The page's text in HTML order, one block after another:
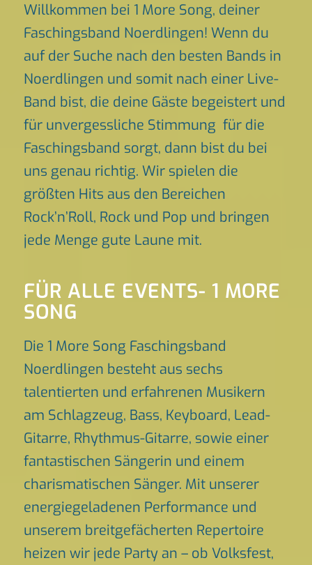
Willkommen bei 1 More Song, deiner
Faschingsband Noerdlingen! Wenn du
auf der Suche nach den besten Bands in
Noerdlingen und somit nach einer Live-
Band bist, die deine Gäste begeistert und
für unvergessliche Stimmung für die
Faschingsband sorgt, dann bist du bei
uns genau richtig. Wir spielen die
größten Hits aus den Bereichen
Rock’n’Roll, Rock und Pop und bringen
jede Menge gute Laune mit.
FÜR ALLE EVENTS- 1 MORE
SONG
Die 1 More Song Faschingsband
Noerdlingen besteht aus sechs
talentierten und erfahrenen Musikern
am Schlagzeug, Bass, Keyboard, Lead-
Gitarre, Rhythmus-Gitarre, sowie einer
fantastischen Sängerin und einem
charismatischen Sänger. Mit unserer
energiegeladenen Performance und
unserem breitgefächerten Repertoire
heizen wir jede Party an – ob Volksfest,